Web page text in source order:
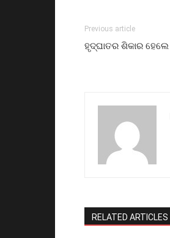
Previous article
ହୃଦ୍‌ଘାତର ଶିକାର ହେଲେ
RELATED ARTICLES